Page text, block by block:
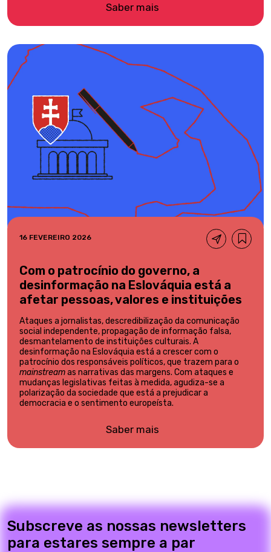
Saber mais
16 FEVEREIRO 2026
Com o patrocínio do governo, a
desinformação na Eslováquia está a
afetar pessoas, valores e instituições
Ataques a jornalistas, descredibilização da comunicação
social independente, propagação de informação falsa,
desmantelamento de instituições culturais. A
desinformação na Eslováquia está a crescer com o
patrocínio dos responsáveis políticos, que trazem para o
mainstreamas narrativas das margens. Com ataques e
mudanças legislativas feitas à medida, agudiza-se a
polarização da sociedade que está a prejudicar a
democracia e o sentimento europeísta.
Saber mais
Subscreve as nossas newsletters
para estares sempre a par